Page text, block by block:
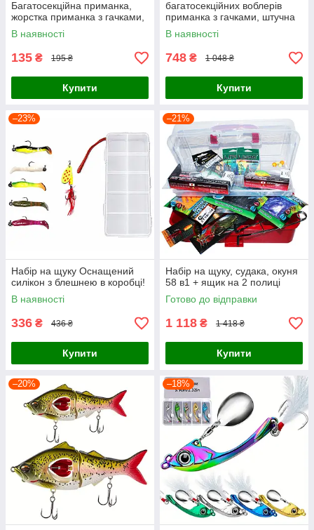
Багатосекційна приманка,
жорстка приманка з гачками,
штучна рибальська приманка
В наявності
135 ₴ 195 ₴
Купити
багатосекційних воблерів
приманка з гачками, штучна
рибальська приманка
В наявності
748 ₴ 1 048 ₴
Купити
–23%
Набір на щуку Оснащений
силікон з блешнею в коробці!
В наявності
336 ₴ 436 ₴
Купити
–21%
Набір на щуку, судака, окуня
58 в1 + ящик на 2 полиці
Готово до відправки
1 118 ₴ 1 418 ₴
Купити
–20% –18%